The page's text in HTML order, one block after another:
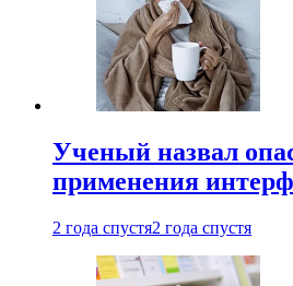
Ученый назвал
применения
2 года спустя2 года спустя